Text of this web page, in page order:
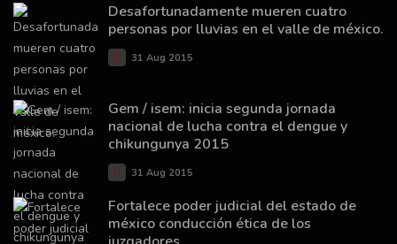
Desafortunadamente mueren cuatro
personas por lluvias en el valle de méxico.
31 Aug 2015
Gem / isem: inicia segunda jornada
nacional de lucha contra el dengue y
chikungunya 2015
31 Aug 2015
Fortalece poder judicial del estado de
méxico conducción ética de los